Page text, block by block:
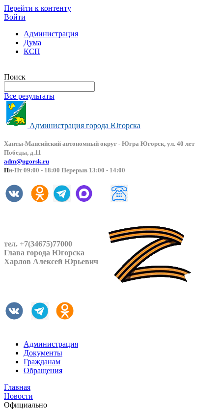
Перейти к контенту
Войти
Администрация
Дума
КСП
Поиск
Все результаты
Администрация города Югорска
Ханты-Мансийский автономный округ - Югра Югорск, ул. 40 лет
Победы, д.11
adm@ugorsk.ru
Пн-Пт 09:00 - 18:00 Перерыв 13:00 - 14:00
тел. +7(34675)77000
Глава города Югорска
Харлов Алексей Юрьевич
Администрация
Документы
Гражданам
Обращения
Главная
Новости
Официально